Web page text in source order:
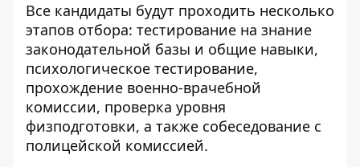
Все кандидаты будут проходить несколько
этапов отбора: тестирование на знание
законодательной базы и общие навыки,
психологическое тестирование,
прохождение военно-врачебной
комиссии, проверка уровня
физподготовки, а также собеседование с
полицейской комиссией.